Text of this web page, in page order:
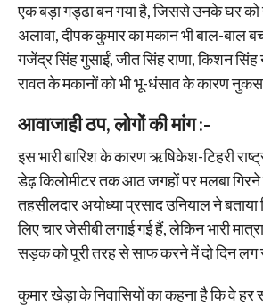
एक बड़ा गड्ढा बन गया है, जिससे उनके घर
अलावा, दीपक कुमार का मकान भी बाल-बाल
गजेंद्र सिंह गुसाईं, जीत सिंह राणा, किशन
रावत के मकानों को भी भू-धंसाव के कारण
आवाजाही ठप, लोगों की मांग :-
इस भारी बारिश के कारण ऋषिकेश-टिहरी
डेढ़ किलोमीटर तक आठ जगहों पर मलबा
तहसीलदार अयोध्या प्रसाद उनियाल ने
लिए चार जेसीबी लगाई गई हैं, लेकिन भारी
सड़क को पूरी तरह से साफ करने में दो दिन
कुमार खेड़ा के निवासियों का कहना है कि वे